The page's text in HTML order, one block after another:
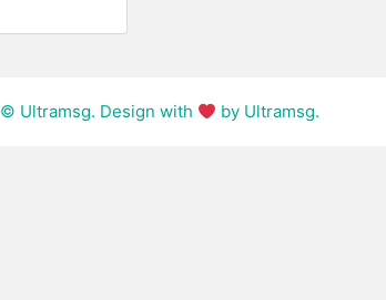
© Ultramsg. Design with by Ultramsg.